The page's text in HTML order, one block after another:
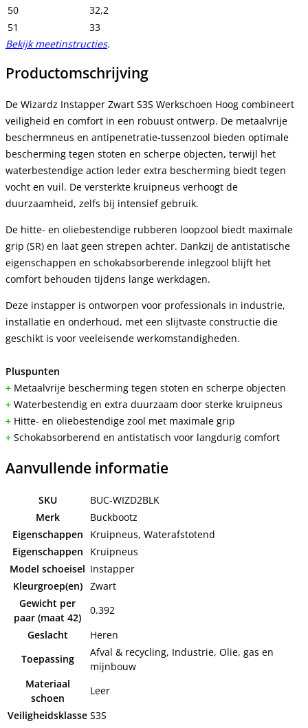
50
32,2
51
33
Bekijk meetinstructies.
Productomschrijving
De Wizardz Instapper Zwart S3S Werkschoen Hoog combineert
veiligheid en comfort in een robuust ontwerp. De metaalvrije
beschermneus en antipenetratie-tussenzool bieden optimale
bescherming tegen stoten en scherpe objecten, terwijl het
waterbestendige action leder extra bescherming biedt tegen
vocht en vuil. De versterkte kruipneus verhoogt de
duurzaamheid, zelfs bij intensief gebruik.
De hitte- en oliebestendige rubberen loopzool biedt maximale
grip (SR) en laat geen strepen achter. Dankzij de antistatische
eigenschappen en schokabsorberende inlegzool blijft het
comfort behouden tijdens lange werkdagen.
Deze instapper is ontworpen voor professionals in industrie,
installatie en onderhoud, met een slijtvaste constructie die
geschikt is voor veeleisende werkomstandigheden.
Pluspunten
+ Metaalvrije bescherming tegen stoten en scherpe objecten
+ Waterbestendig en extra duurzaam door sterke kruipneus
+ Hitte- en oliebestendige zool met maximale grip
+ Schokabsorberend en antistatisch voor langdurig comfort
Aanvullende informatie
SKU
BUC-WIZD2BLK
Merk
Buckbootz
Eigenschappen
Kruipneus, Waterafstotend
Eigenschappen
Kruipneus
Model schoeisel Instapper
Kleurgroep(en)
Zwart
Gewicht per
paar (maat 42)
0.392
Geslacht
Heren
Toepassing
Afval & recycling, Industrie, Olie, gas en
mijnbouw
Materiaal
schoen
Leer
Veiligheidsklasse S3S